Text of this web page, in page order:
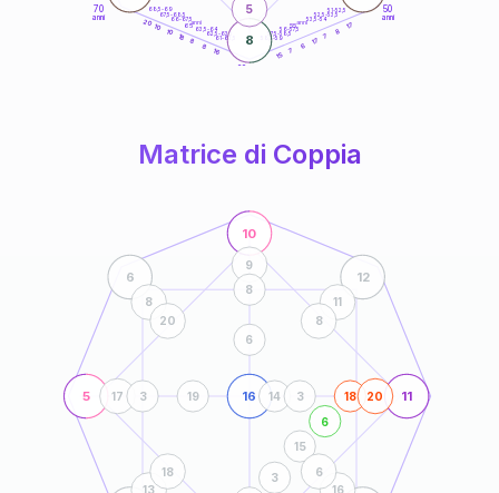
50
anni
60
70
anni
51-52,5
52,5-53,5
53,5-54
56-57,5
57,5-58,5
58,5-59
61-62,5
62,5-63,5
63,5-64
66-67,5
67,5-68,5
68,5-69
17
8
7
17
6
7
15
16
8
8
18
10
10
20
8
5
55anni
65anni
Matrice di Coppia
5
10
11
16
6 12
3
15
6
18
17
9
20
3
8
14 3
19
6
8
20
11
8
18 6